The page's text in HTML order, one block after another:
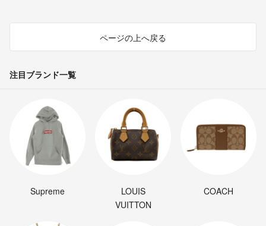
ページの上へ戻る
注目ブランド一覧
Supreme
LOUIS
VUITTON
COACH